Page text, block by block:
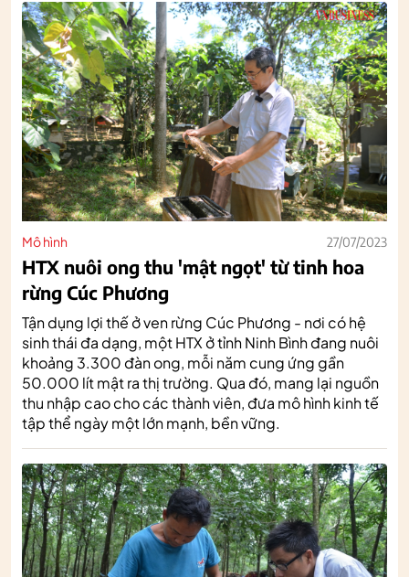
Mô hình 27/07/2023
HTX nuôi ong thu 'mật ngọt' từ tinh hoa
rừng Cúc Phương
Tận dụng lợi thế ở ven rừng Cúc Phương - nơi có hệ
sinh thái đa dạng, một HTX ở tỉnh Ninh Bình đang nuôi
khoảng 3.300 đàn ong, mỗi năm cung ứng gần
50.000 lít mật ra thị trường. Qua đó, mang lại nguồn
thu nhập cao cho các thành viên, đưa mô hình kinh tế
tập thể ngày một lớn mạnh, bền vững.